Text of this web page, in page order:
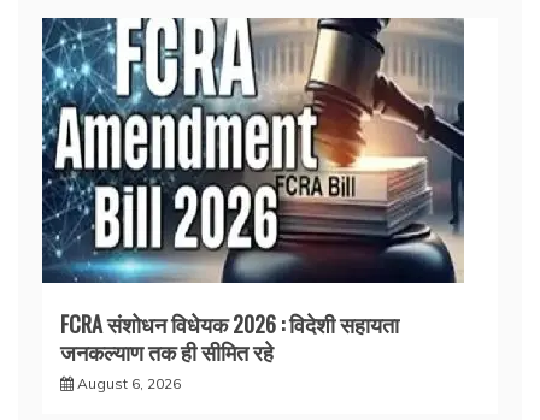
FCRA संशोधन विधेयक 2026 : विदेशी सहायता
जनकल्याण तक ही सीमित रहे
August 6, 2026